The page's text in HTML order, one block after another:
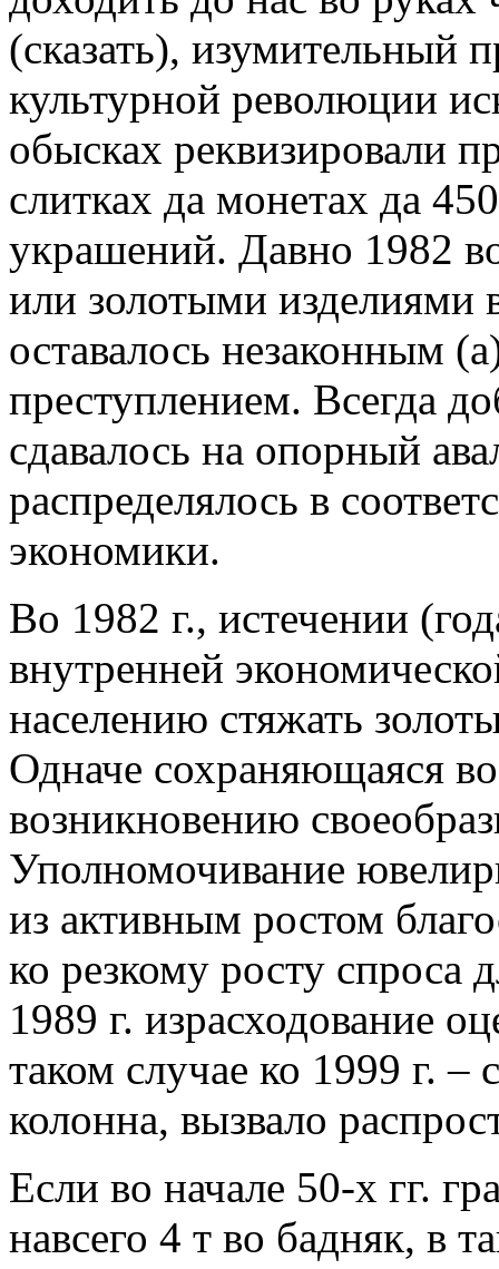
(сказать), изумительный
культурной революции
обысках реквизировали
слитках да монетах да
украшений. Давно 1982
или золотыми изделиями
оставалось незаконным
преступлением. Всегда
сдавалось на опорный
распределялось в
экономики.
Во 1982 г., истечении
внутренней
населению стяжать
Одначе сохраняющаяся
возникновению
Уполномочивание
из активным ростом
ко резкому росту спроса
1989 г. израсходование
таком случае ко 1999 г.
колонна, вызвало
Если во начале 50-х гг.
навсего 4 т во бадняк, в